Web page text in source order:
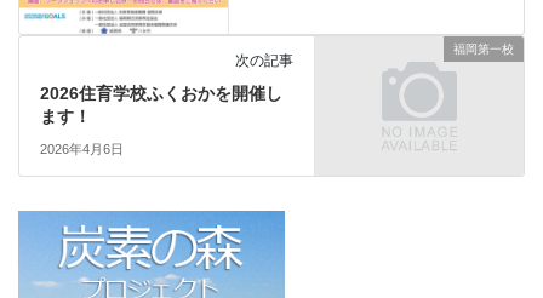
福岡第一校
次の記事
2026住育学校ふくおかを開催し
ます！
2026年4月6日